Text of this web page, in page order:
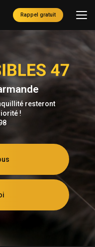
Rappel gratuit
resteront
!